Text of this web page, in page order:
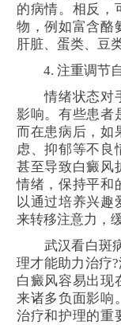
的病情。相反，
物，例如富含酪
肝脏、蛋类、豆
4. 注重调节
情绪状态对手
影响。有些患者
而在患病后，如
虑、抑郁等不良
甚至导致白癜风
情绪，保持平和
以通过培养兴趣
来转移注意力，
武汉看白斑病
理才能助力治疗
白癜风容易出现
来诸多负面影响
治疗和护理的重